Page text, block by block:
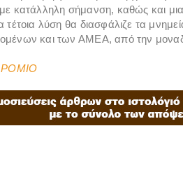
κατάλληλη σήμανση, καθώς και
λύση θα διασφάλιζε τα
και των ΑΜΕΑ, από την